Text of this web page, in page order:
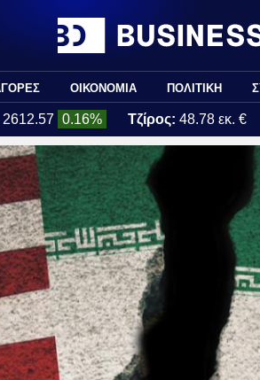
ΟΙΚΟΝΟΜΙΑ ΠΟΛΙΤΙΚΗ
2612.57 0.16% Τζίρος: 48.78 εκ. €